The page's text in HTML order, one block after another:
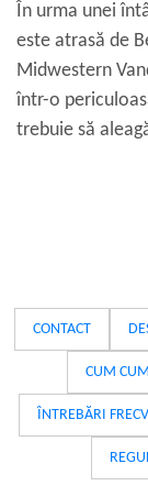
În urma unei
este atrasă de
Midwestern
într-o
trebuie să
CONTACT
CUM
ÎNTREBĂRI